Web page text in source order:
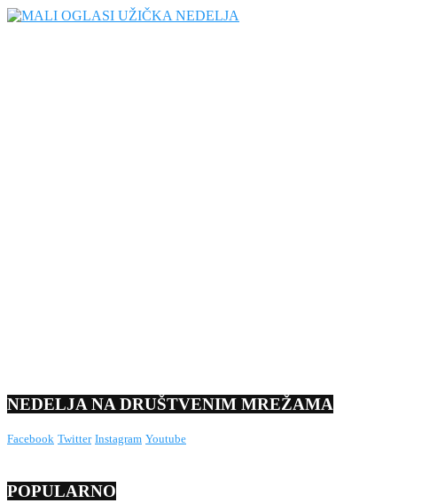
NEDELJA NA DRUŠTVENIM MREŽAMA
Facebook Twitter Instagram Youtube
POPULARNO